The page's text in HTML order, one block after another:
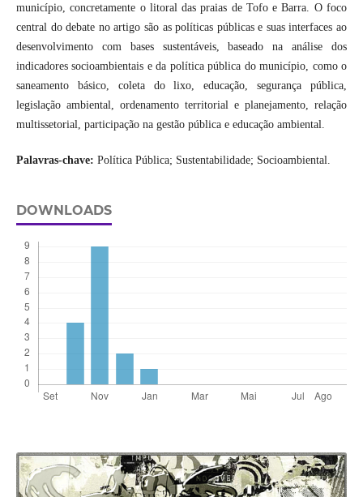
município, concretamente o litoral das praias de Tofo e Barra. O foco
central do debate no artigo são as políticas públicas e suas interfaces ao
desenvolvimento com bases sustentáveis, baseado na análise dos
indicadores socioambientais e da política pública do município, como o
saneamento básico, coleta do lixo, educação, segurança pública,
legislação ambiental, ordenamento territorial e planejamento, relação
multissetorial, participação na gestão pública e educação ambiental.
Palavras-chave: Política Pública; Sustentabilidade; Socioambiental.
DOWNLOADS